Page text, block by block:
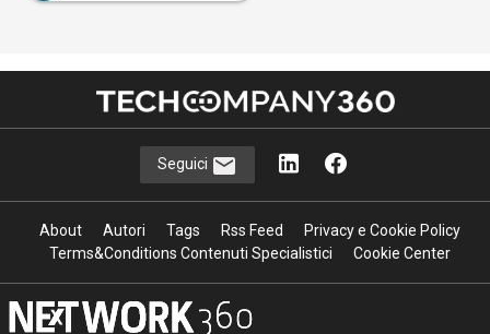
Seguici
About Autori Tags Rss Feed
Privacy e Cookie Policy
Terms&Conditions Contenuti Specialistici
Cookie Center